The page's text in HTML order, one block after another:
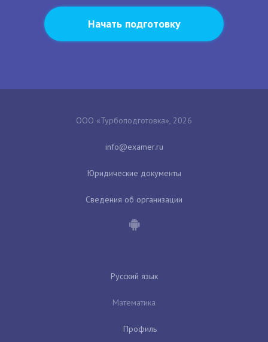
Начать подготовку
ООО «Турбоподготовка», 2026
Юридические документы
Сведения об организации
Русский язык
Математика
Профиль